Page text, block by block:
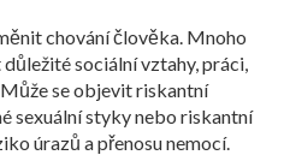
chování člověka. Mnoho
sociální vztahy, práci,
se objevit riskantní
sexuální styky nebo riskantní
úrazů a přenosu nemocí.